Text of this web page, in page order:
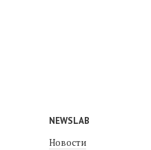
NEWSLAB
Новости